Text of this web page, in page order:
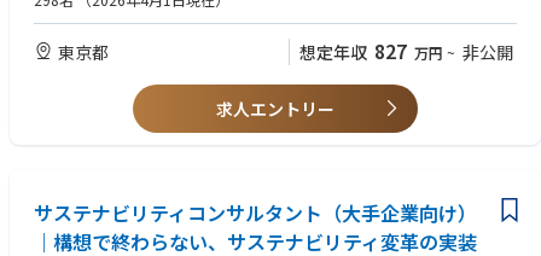
１、大型蓄電池や太陽光発電向け蓄電池の導入・運用支援
顧客への見積書作成、各種契約の締結対応、システムの試運転実施、
市場参入に向けた審査対応、システムへの登録手続きなど
２、新たな電力市場への参入に向けたシステム（SaaS）提供、運用代行サ
ービスの商談支援
３、上記に付随して関係する事業者との調整
将来的な役割：
【歓迎】
・論理的思考力とアウトプット力 （国の制度やガイドラインを正確に読み
解き、分かりやすく顧客への提案や社内の運用ルールに落とし込める力）
・電力ビジネスや新たな電力取引市場に関する基礎知識
東京都 想定年収 827 万円 ~ 非公開
求人エントリー
サステナビリティコンサルタント（大手企業向け）
｜構想で終わらない、サステナビリティ変革の実装